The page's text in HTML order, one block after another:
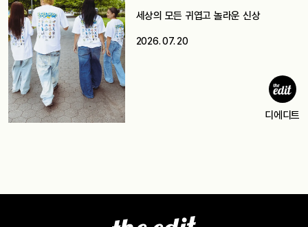
세상의 모든 귀엽고 놀라운 신상
2026. 07. 20
디에디트